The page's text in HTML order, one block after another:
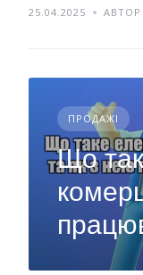
25.04.2025 АВТОР
ПРОДАЖІ
Що